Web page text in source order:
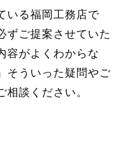
いる福岡工務店で
ずご提案させていた
容がよくわからな
そういった疑問やご
談ください。